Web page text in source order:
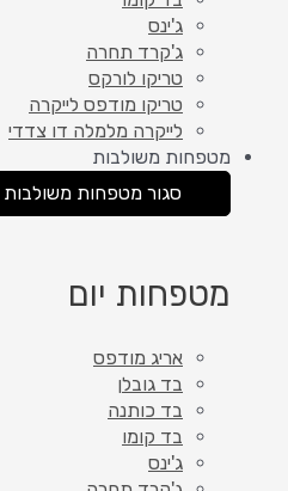
ג'ינס
ג'קרד תחרה
טריקו לורקס
טריקו מודפס לייקרה
לייקרה מלמלה דו צדדי
מטפחות משולבות
סגור מטפחות משולבות
מטפחות יום
אריג מודפס
בד גובלן
בד כותנה
בד קומו
ג'ינס